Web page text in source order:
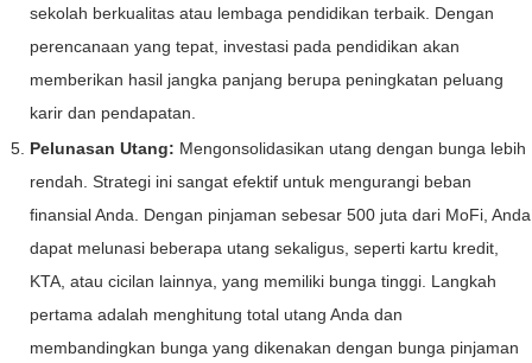
sekolah berkualitas atau lembaga pendidikan terbaik. Dengan
perencanaan yang tepat, investasi pada pendidikan akan
memberikan hasil jangka panjang berupa peningkatan peluang
karir dan pendapatan.
Pelunasan Utang: Mengonsolidasikan utang dengan bunga lebih
rendah. Strategi ini sangat efektif untuk mengurangi beban
finansial Anda. Dengan pinjaman sebesar 500 juta dari MoFi, Anda
dapat melunasi beberapa utang sekaligus, seperti kartu kredit,
KTA, atau cicilan lainnya, yang memiliki bunga tinggi. Langkah
pertama adalah menghitung total utang Anda dan
membandingkan bunga yang dikenakan dengan bunga pinjaman